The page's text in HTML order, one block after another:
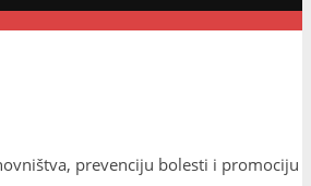
prevenciju bolesti i promociju